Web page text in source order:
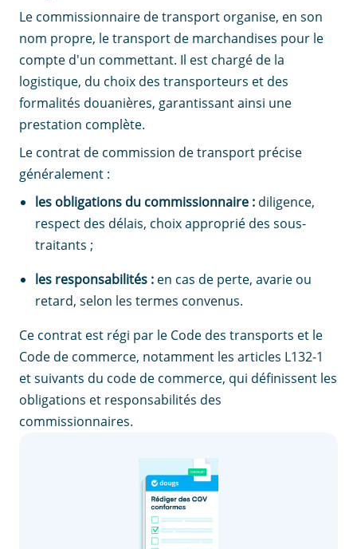
Le commissionnaire de transport organise, en son
nom propre, le transport de marchandises pour le
compte d'un commettant. Il est chargé de la
logistique, du choix des transporteurs et des
formalités douanières, garantissant ainsi une
prestation complète.
Le contrat de commission de transport précise
généralement :
les obligations du commissionnaire : diligence,
respect des délais, choix approprié des sous-
traitants ;
les responsabilités : en cas de perte, avarie ou
retard, selon les termes convenus.
Ce contrat est régi par le Code des transports et le
Code de commerce, notamment les articles L132-1
et suivants du code de commerce, qui définissent les
obligations et responsabilités des
commissionnaires.